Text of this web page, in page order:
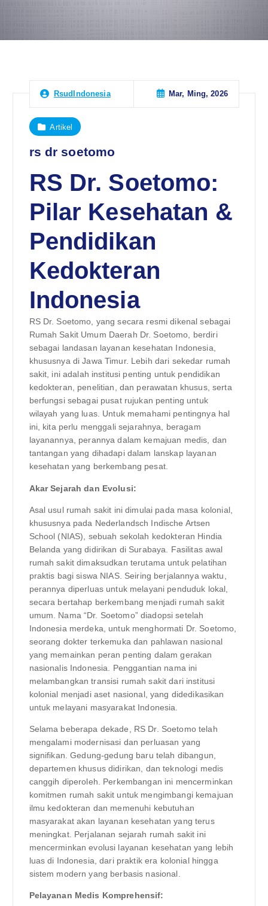
RsudIndonesia Mar, Ming, 2026
Artikel
rs dr soetomo
RS Dr. Soetomo:
Pilar Kesehatan &
Pendidikan
Kedokteran
Indonesia
RS Dr. Soetomo, yang secara resmi dikenal sebagai
Rumah Sakit Umum Daerah Dr. Soetomo, berdiri
sebagai landasan layanan kesehatan Indonesia,
khususnya di Jawa Timur. Lebih dari sekedar rumah
sakit, ini adalah institusi penting untuk pendidikan
kedokteran, penelitian, dan perawatan khusus, serta
berfungsi sebagai pusat rujukan penting untuk
wilayah yang luas. Untuk memahami pentingnya hal
ini, kita perlu menggali sejarahnya, beragam
layanannya, perannya dalam kemajuan medis, dan
tantangan yang dihadapi dalam lanskap layanan
kesehatan yang berkembang pesat.
Akar Sejarah dan Evolusi:
Asal usul rumah sakit ini dimulai pada masa kolonial,
khususnya pada Nederlandsch Indische Artsen
School (NIAS), sebuah sekolah kedokteran Hindia
Belanda yang didirikan di Surabaya. Fasilitas awal
rumah sakit dimaksudkan terutama untuk pelatihan
praktis bagi siswa NIAS. Seiring berjalannya waktu,
perannya diperluas untuk melayani penduduk lokal,
secara bertahap berkembang menjadi rumah sakit
umum. Nama “Dr. Soetomo” diadopsi setelah
Indonesia merdeka, untuk menghormati Dr. Soetomo,
seorang dokter terkemuka dan pahlawan nasional
yang memainkan peran penting dalam gerakan
nasionalis Indonesia. Penggantian nama ini
melambangkan transisi rumah sakit dari institusi
kolonial menjadi aset nasional, yang didedikasikan
untuk melayani masyarakat Indonesia.
Selama beberapa dekade, RS Dr. Soetomo telah
mengalami modernisasi dan perluasan yang
signifikan. Gedung-gedung baru telah dibangun,
departemen khusus didirikan, dan teknologi medis
canggih diperoleh. Perkembangan ini mencerminkan
komitmen rumah sakit untuk mengimbangi kemajuan
ilmu kedokteran dan memenuhi kebutuhan
masyarakat akan layanan kesehatan yang terus
meningkat. Perjalanan sejarah rumah sakit ini
mencerminkan evolusi layanan kesehatan yang lebih
luas di Indonesia, dari praktik era kolonial hingga
sistem modern yang berbasis nasional.
Pelayanan Medis Komprehensif: